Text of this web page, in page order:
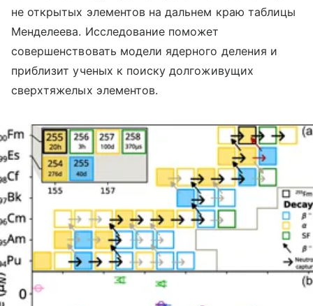
не открытых элементов на дальнем краю таблицы
Менделеева. Исследование поможет
совершенствовать модели ядерного деления и
приблизит ученых к поиску долгоживущих
сверхтяжелых элементов.